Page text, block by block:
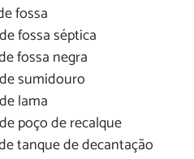
fossa
fossa séptica
fossa negra
sumidouro
lama
poço de recalque
tanque de decantação